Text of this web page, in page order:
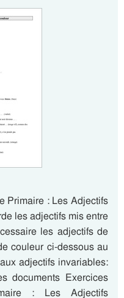
Primaire : Les Adjectifs
les adjectifs mis entre
les adjectifs de
couleur ci-dessous au
adjectifs invariables:
documents Exercices
: Les Adjectifs